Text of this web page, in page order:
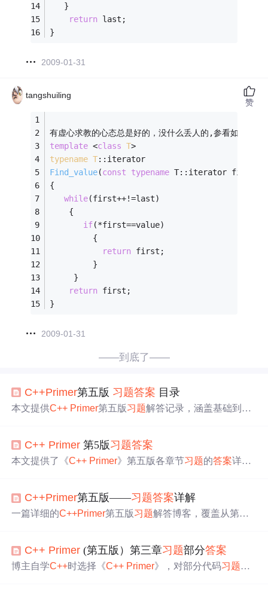
   }
return last;
}
2009-01-31
tangshuiling
有虚心求教的心态总是好的，没什么丢人的,参看如下代码
template <class T>
typename T: : iterator
Find_value(const typename T::iterator first,
{
while(first++!=last)
    {
if(*first==value)
         {
return first;
         }
     }
return first;
}
2009-01-31
赞
——到底了——
C++Primer第五版 习题答案 目录
本文提供C++ Primer第五版习题解答记录，涵盖基础到高
C++ Primer 第5版习题答案
本文提供了《C++ Primer》第五版各章节习题的答案详解
C++Primer第五版——习题答案详解
一篇详细的C++Primer第五版习题解答博客，覆盖从第一
编程等重点内容。
C++ Primer (第五版）第三章习题部分答案
博主自学C++时选择《C++ Primer》，对部分代码习题求